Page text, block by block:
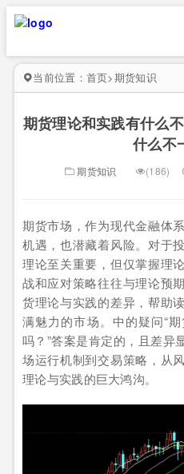
当前位置： 首页>期货知识
期货理论和实践有什么
什么不
期货知识 (186)
期货市场，作为现代金融体
机遇，也潜藏着风险。对于
理论至关重要，但仅掌握理
战和应对策略往往与理论预
货理论与实践的差异，帮助
满魅力的市场。中的疑问“
吗？”答案是肯定的，且差异
场运行机制到交易策略，从
理论与实践的巨大鸿沟。